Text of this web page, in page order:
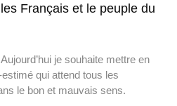
Français et le peuple du
je souhaite mettre en
qui attend tous les
le bon et mauvais sens.